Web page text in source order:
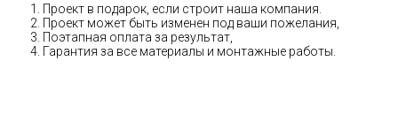
Проект в подарок, если строит наша компания.
Проект может быть изменен под ваши пожелания,
Поэтапная оплата за результат,
Гарантия за все материалы и монтажные работы.